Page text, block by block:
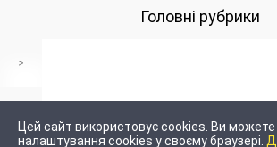
Головні рубрики
Цей сайт використовує cookies. Ви можете
налаштування cookies у своєму браузері.
>